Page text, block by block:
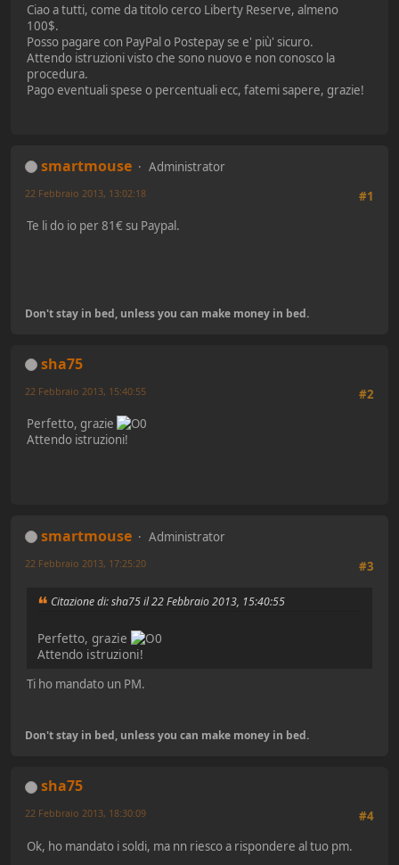
Ciao a tutti, come da titolo cerco Liberty Reserve, almeno
100$.
Posso pagare con PayPal o Postepay se e' più' sicuro.
Attendo istruzioni visto che sono nuovo e non conosco la
procedura.
Pago eventuali spese o percentuali ecc, fatemi sapere, grazie!
smartmouse
Administrator
#1
22 Febbraio 2013, 13:02:18
Te li do io per 81€ su Paypal.
Don't stay in bed, unless you can make money in bed.
sha75
#2
22 Febbraio 2013, 15:40:55
Perfetto, grazie
Attendo istruzioni!
smartmouse
Administrator
#3
22 Febbraio 2013, 17:25:20
Citazione di: sha75 il 22 Febbraio 2013, 15:40:55
Perfetto, grazie
Attendo istruzioni!
Ti ho mandato un PM.
Don't stay in bed, unless you can make money in bed.
sha75
#4
22 Febbraio 2013, 18:30:09
Ok, ho mandato i soldi, ma nn riesco a rispondere al tuo pm.